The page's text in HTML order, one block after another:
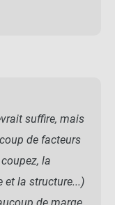
suffire, mais
de facteurs
la
et la structure...)